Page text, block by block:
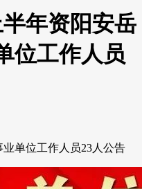
年资阳安岳
位工作人员
单位工作人员23人公告